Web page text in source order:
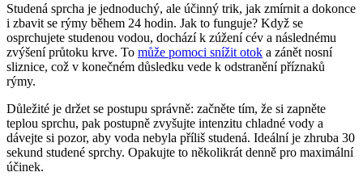
Studená sprcha je jednoduchý, ale účinný trik, jak zmírnit a dokonce
i zbavit se rýmy během 24 hodin. Jak to funguje? Když se
osprchujete studenou vodou, dochází k zúžení cév a následnému
zvýšení průtoku krve. To může pomoci snížit otok a zánět nosní
sliznice, což v konečném důsledku vede k odstranění příznaků
rýmy.
Důležité je držet se postupu správně: začněte tím, že si zapněte
teplou sprchu, pak postupně zvyšujte intenzitu chladné vody a
dávejte si pozor, aby voda nebyla příliš studená. Ideální je zhruba 30
sekund studené sprchy. Opakujte to několikrát denně pro maximální
účinek.